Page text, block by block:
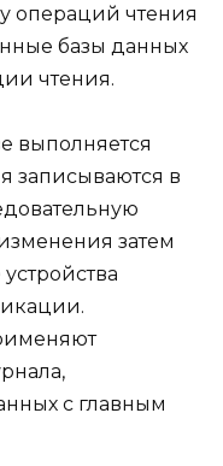
операций чтения
базы данных
чтения.
выполняется
записываются в
затем
с главным